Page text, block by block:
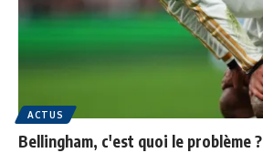
ACTUS
Bellingham, c'est quoi le problème ?